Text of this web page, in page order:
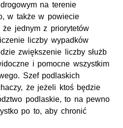
na terenie
w także w powiecie
że jednym z priorytetów
liczby wypadków
zwiększenie liczby służb
i pomocne wszystkim
Szef podlaskich
że jeżeli ktoś będzie
podlaskie, to na pewno
po to, aby chronić